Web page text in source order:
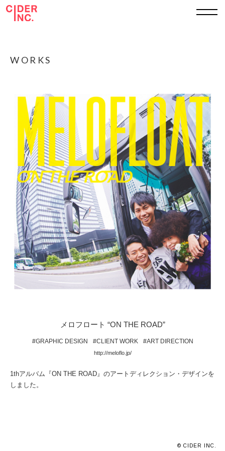
WORKS
SERVICE
SHEET
RECRUIT
CONTACT
WORKS
メロフロート “ON THE ROAD”
#GRAPHIC DESIGN #CLIENT WORK #ART DIRECTION
http://meloflo.jp/
1thアルバム『ON THE ROAD』のアートディレクション・デザインを
しました。
© CIDER INC.